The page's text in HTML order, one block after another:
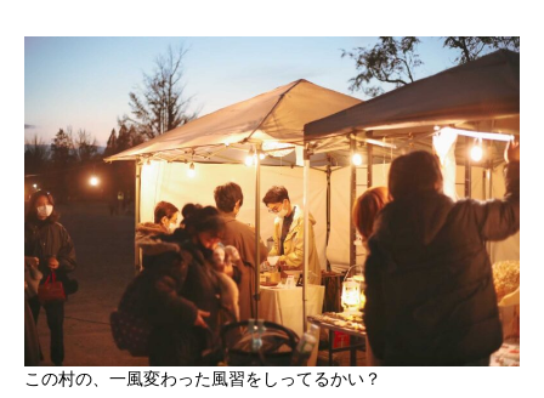
この村の、一風変わった風習をしってるかい？